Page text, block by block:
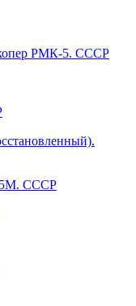
копер РМК-5. СССР
СССР